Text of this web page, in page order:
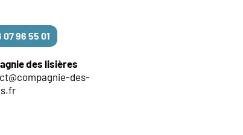
07 96 55 01
des lisières
des-